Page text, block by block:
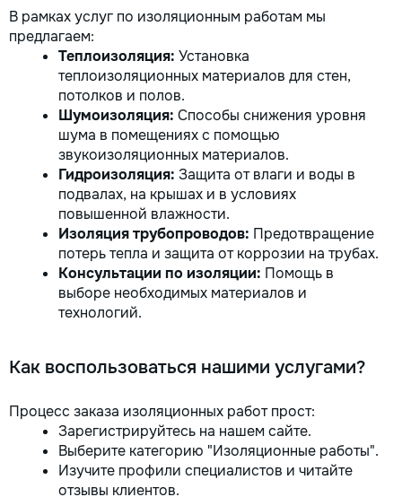
В рамках услуг по изоляционным работам мы
предлагаем:
Теплоизоляция: Установка
теплоизоляционных материалов для стен,
потолков и полов.
Шумоизоляция: Способы снижения уровня
шума в помещениях с помощью
звукоизоляционных материалов.
Гидроизоляция: Защита от влаги и воды в
подвалах, на крышах и в условиях
повышенной влажности.
Изоляция трубопроводов: Предотвращение
потерь тепла и защита от коррозии на трубах.
Консультации по изоляции: Помощь в
выборе необходимых материалов и
технологий.
Как воспользоваться нашими услугами?
Процесс заказа изоляционных работ прост:
Зарегистрируйтесь на нашем сайте.
Выберите категорию "Изоляционные работы".
Изучите профили специалистов и читайте
отзывы клиентов.